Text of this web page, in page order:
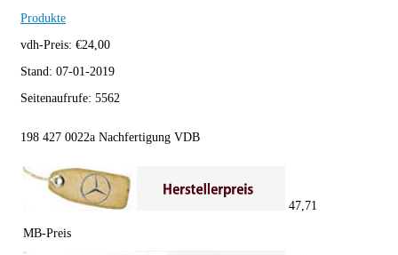
Produkte
vdh-Preis: €24,00
Stand: 07-01-2019
Seitenaufrufe: 5562
198 427 0022a Nachfertigung VDB
MB-Preis
47,71